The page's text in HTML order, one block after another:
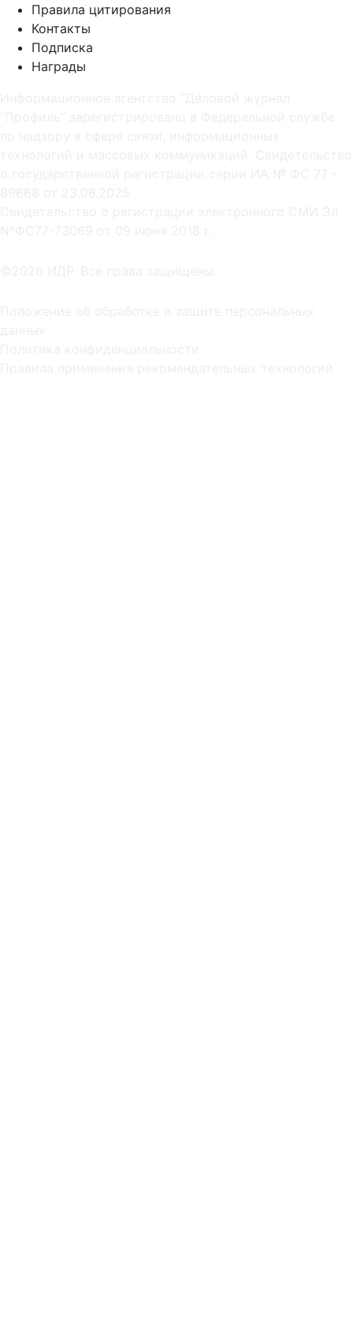
Правила цитирования
Контакты
Подписка
Награды